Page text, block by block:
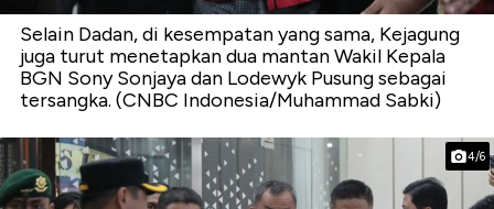
Selain Dadan, di kesempatan yang sama, Kejagung
juga turut menetapkan dua mantan Wakil Kepala
BGN Sony Sonjaya dan Lodewyk Pusung sebagai
tersangka. (CNBC Indonesia/Muhammad Sabki)
4/6